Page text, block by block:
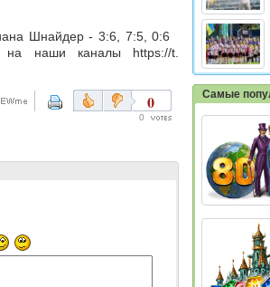
Шнайдер - 3:6, 7:5, 0:6
наши каналы https://t.
0
0
Самые